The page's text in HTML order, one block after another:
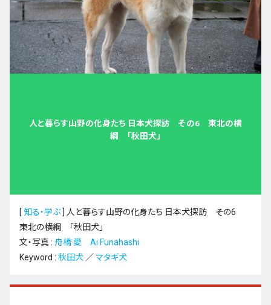
人と暮らす山野の化身たち 日本犬探訪 その6 東北の横
綱 「秋田犬」
[ 知る・学ぶ] 人と暮らす山野の化身たち 日本犬探訪 その6
東北の横綱 「秋田犬」
文・写真 : 舟橋 愛 Ai Funahashi
Keyword : 秋田犬 ／ マタギ犬